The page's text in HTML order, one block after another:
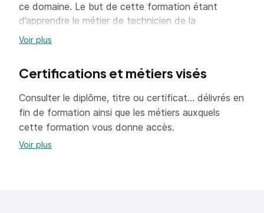
ce domaine. Le but de cette formation étant
d’apprendre le métier de technicien de la
communication.
L’objectif de cette formation est d’acquérir des
compétences liées à un savoir faire pour un
environnement professionnel pour développer un
nouveau marché de la société où il travaille mais
également avoir la capacité créer sa propre
structure.
Voir plus
Certifications et métiers visés
Consulter le diplôme, titre ou certificat... délivrés en
fin de formation ainsi que les métiers auxquels
cette formation vous donne accès.
Voir plus